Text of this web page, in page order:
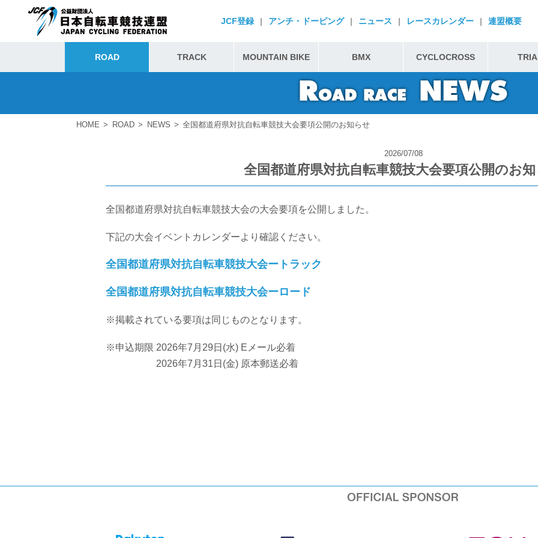
JCF登録 | アンチ・ドーピング | ニュース | レースカレンダー | 連盟概要
ROAD TRACK MOUNTAIN BIKE BMX CYCLOCROSS
HOME ROAD NEWS 全国都道府県対抗自転車競技大会要項公開のお知らせ
2026/07/08
全国都道府県対抗自転車競技大会要項公開のお
全国都道府県対抗自転車競技大会の大会要項を公開しました。
下記の大会イベントカレンダーより確認ください。
全国都道府県対抗自転車競技大会ートラック
全国都道府県対抗自転車競技大会ーロード
※掲載されている要項は同じものとなります。
※申込期限 2026年7月29日(水) Eメール必着
2026年7月31日(金) 原本郵送必着